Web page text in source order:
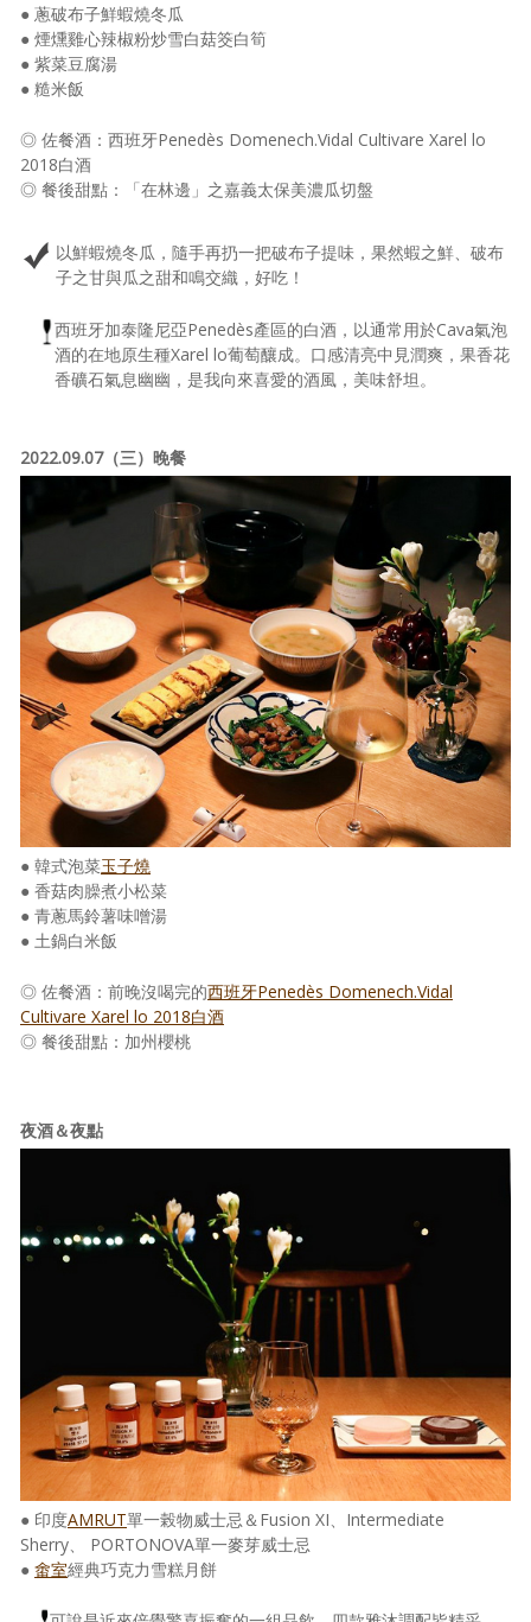
● 蔥破布子鮮蝦燒冬瓜
● 煙燻雞心辣椒粉炒雪白菇筊白筍
● 紫菜豆腐湯
● 糙米飯
◎ 佐餐酒：西班牙Penedès Domenech.Vidal Cultivare Xarel lo
2018白酒
◎ 餐後甜點：「在林邊」之嘉義太保美濃瓜切盤
以鮮蝦燒冬瓜，隨手再扔一把破布子提味，果然蝦之鮮、破布
子之甘與瓜之甜和鳴交織，好吃！
西班牙加泰隆尼亞Penedès產區的白酒，以通常用於Cava氣泡
酒的在地原生種Xarel lo葡萄釀成。口感清亮中見潤爽，果香花
香礦石氣息幽幽，是我向來喜愛的酒風，美味舒坦。
2022.09.07（三）晚餐
● 韓式泡菜玉子燒
● 香菇肉臊煮小松菜
● 青蔥馬鈴薯味噌湯
● 土鍋白米飯
◎ 佐餐酒：前晚沒喝完的西班牙Penedès Domenech.Vidal
Cultivare Xarel lo 2018白酒
◎ 餐後甜點：加州櫻桃
夜酒＆夜點
● 印度AMRUT單一榖物威士忌＆Fusion XI、Intermediate
Sherry、 PORTONOVA單一麥芽威士忌
● 畬室經典巧克力雪糕月餅